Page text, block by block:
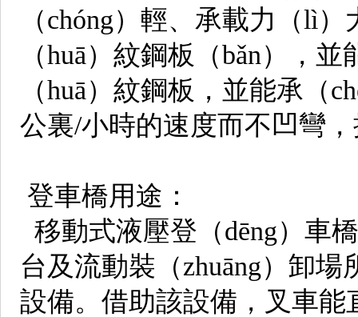
（chóng）輕、承載力（lì
（huā）紋鋼板（bǎn），
（huā）紋鋼板，並能承（
公裏/小時的速度而不凹彎
登車橋用途：
移動式液壓登（dēng）車
台及流動裝（zhuāng）卸
設備。借助該設備，叉車能